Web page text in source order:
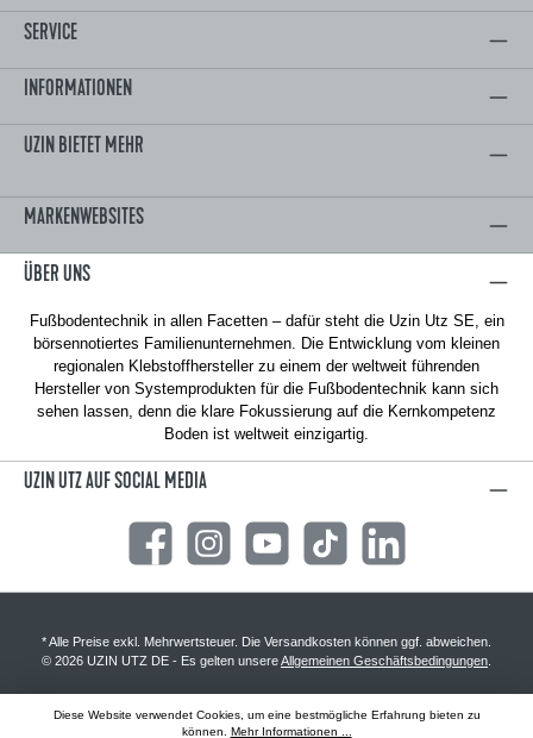
SERVICE
INFORMATIONEN
UZIN BIETET MEHR
MARKENWEBSITES
ÜBER UNS
Fußbodentechnik in allen Facetten – dafür steht die Uzin Utz SE, ein
börsennotiertes Familienunternehmen. Die Entwicklung vom kleinen
regionalen Klebstoffhersteller zu einem der weltweit führenden
Hersteller von Systemprodukten für die Fußbodentechnik kann sich
sehen lassen, denn die klare Fokussierung auf die Kernkompetenz
Boden ist weltweit einzigartig.
UZIN UTZ AUF SOCIAL MEDIA
Facebook Instagram YouTube TikTok
* Alle Preise exkl. Mehrwertsteuer. Die Versandkosten können ggf. abweichen.
© 2026 UZIN UTZ DE - Es gelten unsereAllgemeinen Geschäftsbedingungen
Diese Website verwendet Cookies, um eine bestmögliche Erfahrung bieten zu
können. Mehr Informationen ...